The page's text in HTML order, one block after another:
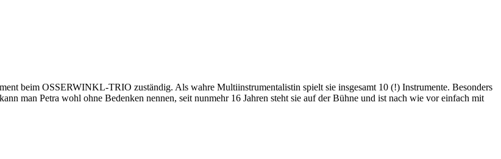
beim OSSERWINKL-TRIO zuständig. Als wahre Multiinstrumentalistin spielt sie insgesamt 10 (!) Instrumente. Besonders
man Petra wohl ohne Bedenken nennen, seit nunmehr 16 Jahren steht sie auf der Bühne und ist nach wie vor einfach mit